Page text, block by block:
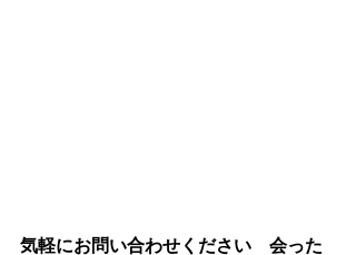
気軽にお問い合わせください　会った